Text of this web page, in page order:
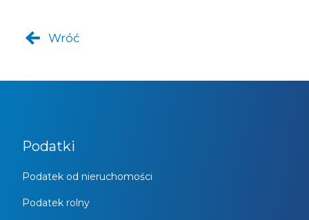
Wróć
Podatki
Podatek od nieruchomości
Podatek rolny